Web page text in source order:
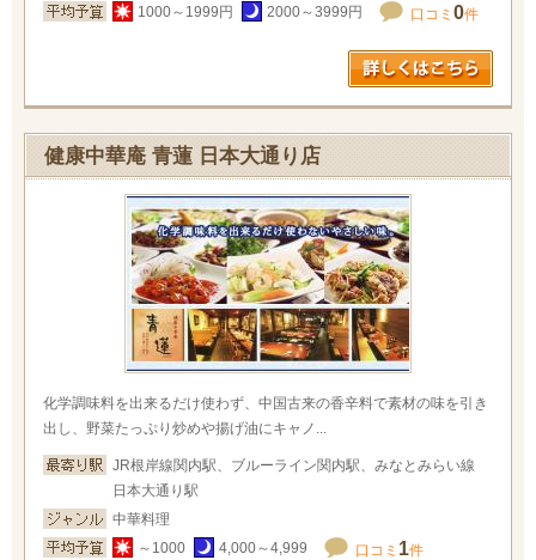
1000～1999円
2000～3999円 口コミ 0件
健康中華庵 青蓮 日本大通り店
化学調味料を出来るだけ使わず、中国古来の香辛料で素材の味を引き
出し、野菜たっぷり炒めや揚げ油にキャノ...
JR根岸線関内駅、ブルーライン関内駅、みなとみらい線
日本大通り駅
中華料理
～1000
4,000～4,999 口コミ 1件